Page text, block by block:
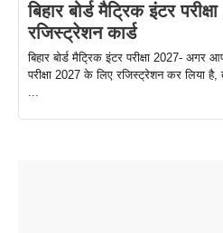
बिहार बोर्ड मैट्रिक इंटर
रजिस्ट्रेशन कार्ड
बिहार बोर्ड मैट्रिक इंटर परीक्षा 2027- अगर
परीक्षा 2027 के लिए रजिस्ट्रेशन कर लिया
...